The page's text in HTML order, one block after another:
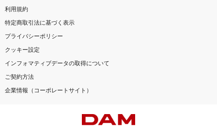
利用規約
特定商取引法に基づく表示
プライバシーポリシー
クッキー設定
インフォマティブデータの取得について
ご契約方法
企業情報（コーポレートサイト）